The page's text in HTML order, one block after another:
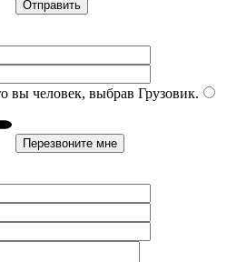
вы человек, выбрав Грузовик.